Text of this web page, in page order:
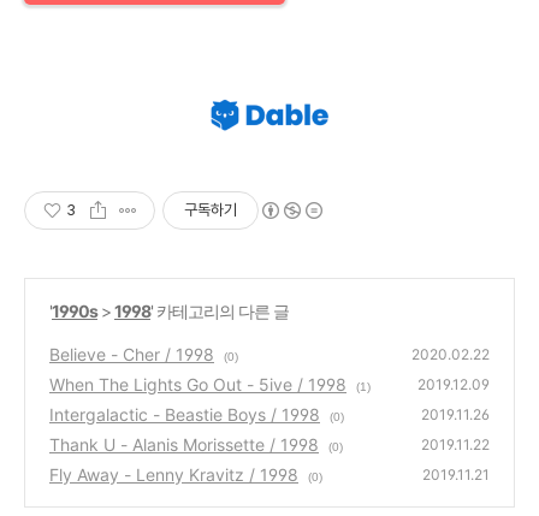
3 구독하기
'1990s>1998' 카테고리의 다른 글
Believe - Cher / 1998 (0) 2020.02.22
When The Lights Go Out - 5ive / 1998 (1) 2019.12.09
Intergalactic - Beastie Boys / 1998 (0) 2019.11.26
Thank U - Alanis Morissette / 1998 (0) 2019.11.22
Fly Away - Lenny Kravitz / 1998 (0) 2019.11.21